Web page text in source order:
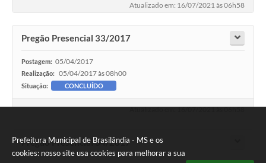
Prefeitura Municipal de Brasilândia - MS e os
cookies: nosso site usa cookies para melhorar a sua
Atualizado em: 16/07/2021 às 06h58
Pregão Presencial 33/2017
Postagem: 05/04/2017
Realização: 05/04/2017 às 08h00
Situação: CONCLUÍDO
Atualizado em: 16/07/2021 às 06h58
Pregão Presencial 34/2017